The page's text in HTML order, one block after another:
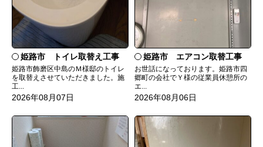
姫路市 トイレ取替え工事
姫路市飾磨区中島のＭ様邸のトイレ
を取替えさせていただきました。施
工...
2026年08月07日
姫路市 エアコン取替工事
お世話になっております。姫路市四
郷町の会社でＹ様の従業員休憩所の
エ...
2026年08月06日